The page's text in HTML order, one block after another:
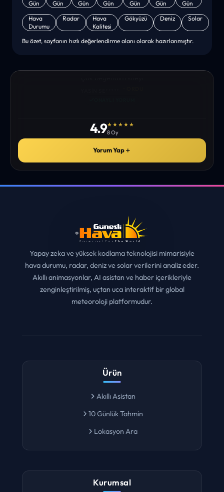
Gün
Gün
Gün
Gün
Gün
Gün
Gün
Hava
Durumu
Radar
Hava
Kalitesi
Gökyüzü Deniz Solar
Bu özet, sayfanın hızlı değerlendirme alanı olarak hazırlanmıştır.
4.9★★★★★
Yapay zeka ve yüksek kodlama teknolojisi mimarisiyle
hava durumu, radar, deniz ve solar verilerini analiz eder.
Akıllı animasyonlar, AI asistan ve haber içerikleriyle
zenginleştirilmiş, uçtan uca interaktif bir global
Ürün